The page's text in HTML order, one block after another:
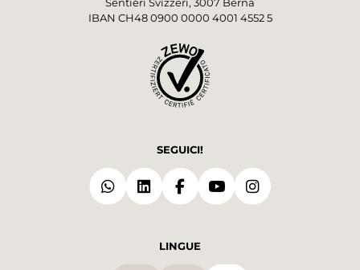
IBAN CH48 0900 0000 4001 4552 5
SEGUICI!
LINGUE